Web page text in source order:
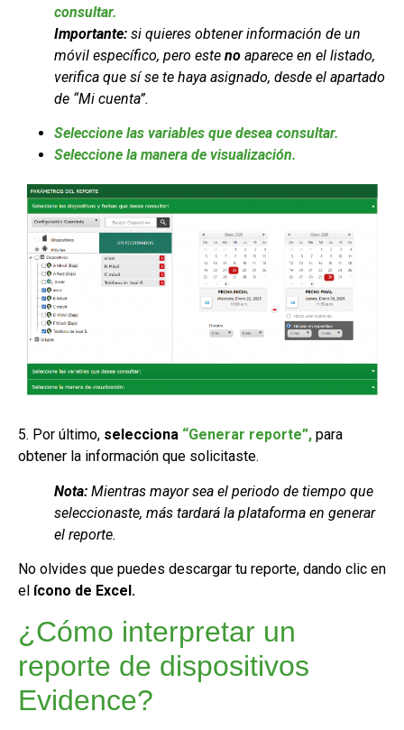
consultar.
Importante: si quieres obtener información de un
móvil específico, pero este no aparece en el listado,
verifica que sí se te haya asignado, desde el apartado
de “Mi cuenta”.
Seleccione las variables que desea consultar.
Seleccione la manera de visualización.
5. Por último, selecciona “Generar reporte”, para
obtener la información que solicitaste.
Nota: Mientras mayor sea el periodo de tiempo que
seleccionaste, más tardará la plataforma en generar
el reporte.
No olvides que puedes descargar tu reporte, dando clic en
el ícono de Excel.
¿Cómo interpretar un
reporte de dispositivos
Evidence?